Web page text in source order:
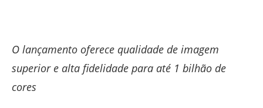
O lançamento oferece qualidade de imagem
superior e alta fidelidade para até 1 bilhão de
cores